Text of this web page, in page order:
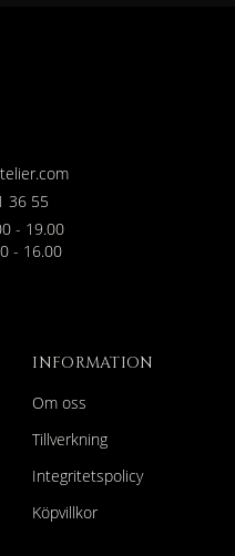
36 55
- 19.00
- 16.00
INFORMATION
Om oss
Tillverkning
Integritetspolicy
Köpvillkor